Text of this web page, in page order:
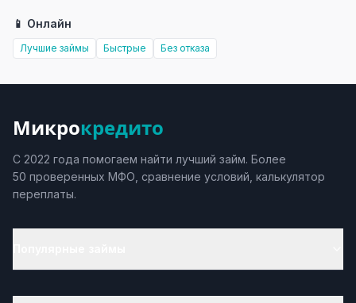
📱 Онлайн
Лучшие займы Быстрые Без отказа
Микрокредито
С 2022 года помогаем найти лучший займ. Более
50 проверенных МФО, сравнение условий, калькулятор
переплаты.